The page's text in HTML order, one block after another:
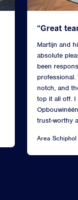
“Great
Martijn and
absolute
been
notch, and
top it all off.
trust-worthy
Area Schiphol